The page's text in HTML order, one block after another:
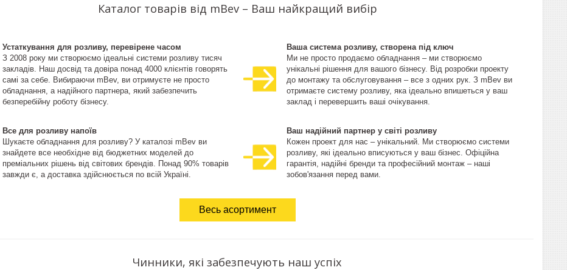
Каталог товарів від mBev – Ваш найкращий вибір
Устаткування для розливу, перевірене часом
З 2008 року ми створюємо ідеальні системи розливу тисяч
закладів. Наш досвід та довіра понад 4000 клієнтів говорять
самі за себе. Вибираючи mBev, ви отримуєте не просто
обладнання, а надійного партнера, який забезпечить
безперебійну роботу бізнесу.
Все для розливу напоїв
Шукаєте обладнання для розливу? У каталозі mBev ви
знайдете все необхідне від бюджетних моделей до
преміальних рішень від світових брендів. Понад 90% товарів
завжди є, а доставка здійснюється по всій Україні.
Ваша система розливу, створена під ключ
Ми не просто продаємо обладнання – ми створюємо
унікальні рішення для вашого бізнесу. Від розробки проекту
до монтажу та обслуговування – все з одних рук. З mBev ви
отримаєте систему розливу, яка ідеально впишеться у ваш
заклад і перевершить ваші очікування.
Ваш надійний партнер у світі розливу
Кожен проект для нас – унікальний. Ми створюємо системи
розливу, які ідеально вписуються у ваш бізнес. Офіційна
гарантія, надійні бренди та професійний монтаж – наші
зобов'язання перед вами.
Весь асортимент
Чинники, які забезпечують наш успіх